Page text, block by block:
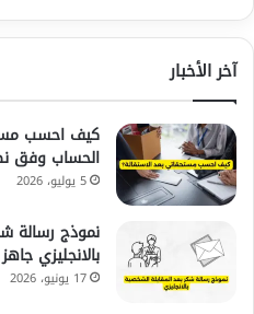
آخر الأخبار
كيف احسب
الحساب وفق
5 يوليو، 2026
نموذج رسالة
بالانجليزي جاهز
17 يونيو، 2026